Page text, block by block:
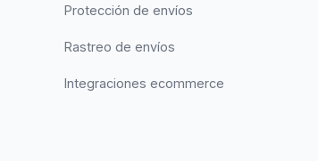
Protección de envíos
Rastreo de envíos
Integraciones ecommerce